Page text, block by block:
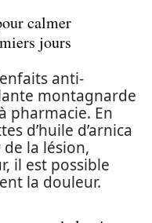
calmer
jours
anti-
montagnarde
pharmacie. En
d’huile d’arnica
la lésion,
il est possible
la douleur.